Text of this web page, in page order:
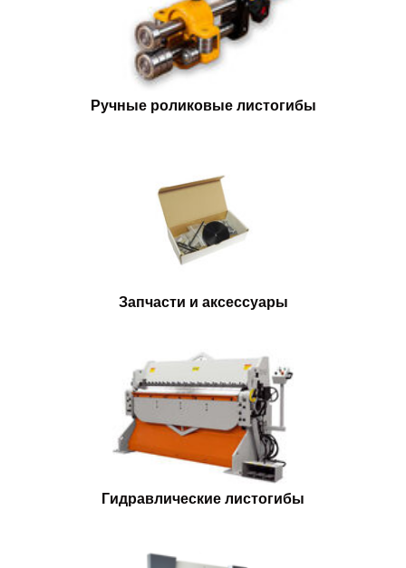
Ручные роликовые листогибы
Запчасти и аксессуары
Гидравлические листогибы